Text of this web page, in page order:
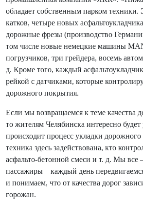
обладает собственным парком техники.
катков, четыре новых
дорожные фрезы (производство
том числе новые немецкие машины
погрузчиков, три грейдера, восемь
д. Кроме того, каждый
рейкой с датчиками, которые
дорожного покрытия.
Если мы возвращаемся к теме качества
то жителям Челябинска интересно будет
происходит процесс укладки дорожного
техника здесь задействована, кто
асфальто-бетонной смеси и т. д. Мы все
пассажиры – каждый день
и понимаем, что от качества дорог
горожан.